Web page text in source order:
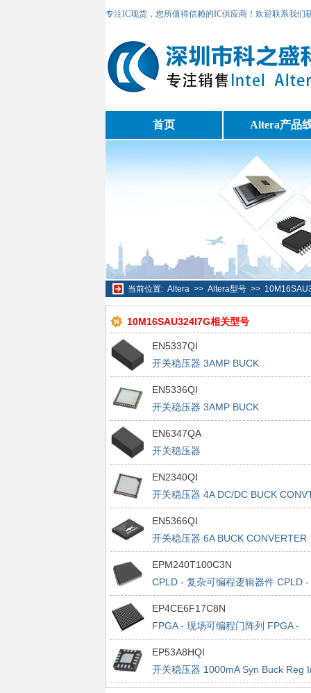
专注IC现货，您所值得信赖的IC供应商！欢迎联系我们
首页 Altera产品
当前位置: Altera>> Altera型号>>
10M16SAU324I7G相关型号
EN5337QI
开关稳压器 3AMP BUCK
CONVERTER DC-DC Conv, Int Ind
EN5336QI
开关稳压器 3AMP BUCK
CONVERTER
EN6347QA
开关稳压器
EN2340QI
开关稳压器 4A DC/DC BUCK
W/ INDUCTOR
EN5366QI
开关稳压器 6A BUCK CONVERTER
INT INDUCT EXT VSEL
EPM240T100C3N
CPLD - 复杂可编程逻辑器件 CPLD -
MAX II 192 Macro 80 IOs
EP4CE6F17C8N
FPGA - 现场可编程门阵列 FPGA -
Cyclone IV E 392 LABs 179 IOs
EP53A8HQI
开关稳压器 1000mA Syn Buck Reg
Induc, Hi Vid Rg